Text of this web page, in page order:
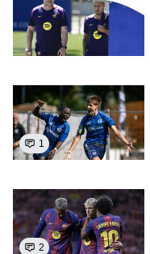
1
2